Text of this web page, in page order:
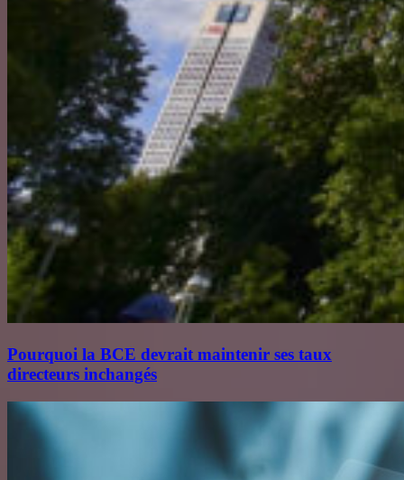
Pourquoi la BCE devrait maintenir ses taux
directeurs inchangés